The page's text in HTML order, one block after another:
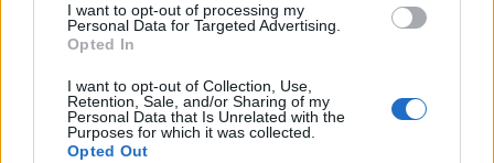
I want to opt-out of processing my
Personal Data for Targeted Advertising.
Opted In
I want to opt-out of Collection, Use,
Retention, Sale, and/or Sharing of my
Personal Data that Is Unrelated with the
Purposes for which it was collected.
Opted Out